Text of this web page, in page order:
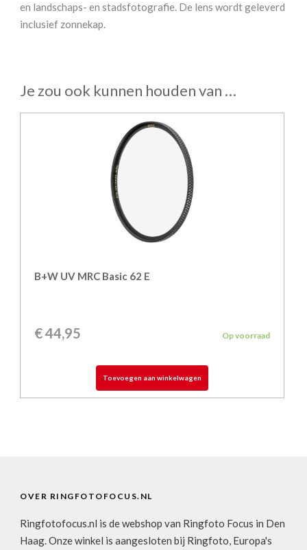
en landschaps- en stadsfotografie. De lens wordt geleverd
inclusief zonnekap.
Je zou ook kunnen houden van …
B+W UV MRC Basic 62 E
€44,95 Op voorraad
Toevoegen aan winkelwagen
OVER RINGFOTOFOCUS.NL
Ringfotofocus.nl is de webshop van Ringfoto Focus in Den
Haag. Onze winkel is aangesloten bij Ringfoto, Europa's